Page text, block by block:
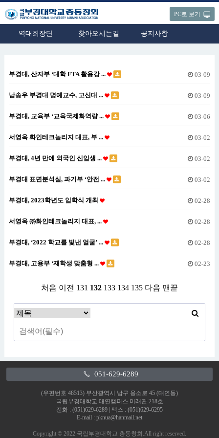
PC로 보기
역대회장단 찾아오시는길 공지사항
부경대, 산자부 ‘대학 FTA 활용강 ... 03-09
남송우 부경대 명예교수, 고신대 ... 03-09
부경대, 교육부 ‘교육국제화역량 ... 03-06
서영옥 화인테크놀리지 대표, 부 ... 03-02
부경대, 4년 만에 외국인 신입생 ... 03-02
부경대 표면분석실, 과기부 ‘안전 ... 03-02
부경대, 2023학년도 입학식 개최 02-28
서영옥 ㈜화인테크놀리지 대표, ... 02-28
부경대, ‘2022 학교를 빛낸 얼굴’ ... 02-28
부경대, 고용부 ‘재학생 맞춤형 ... 02-23
처음 이전 131 132 133 134 135 다음 맨끝
051-629-6289
(우편번호 48513) 부산광역시 남구 용소로 45 (대연동)
국립부경대학교 대연캠퍼스 미래관 218호
전화 : (051)629-6289 | 팩스 : (051)629-6295
E-mail : pknua@hanmail.net
Copyright © 2022 국립부경대학교 총동창회.All right reserved.